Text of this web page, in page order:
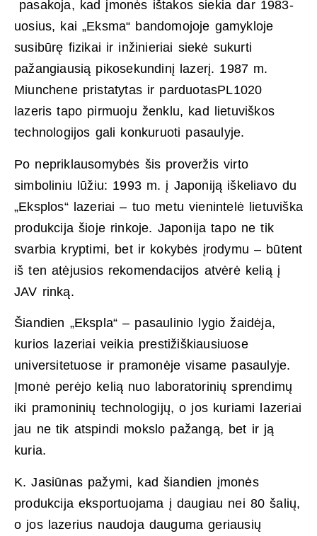
pasakoja, kad įmonės ištakos siekia dar 1983-
uosius, kai „Eksma“ bandomojoje gamykloje
susibūrę fizikai ir inžinieriai siekė sukurti
pažangiausią pikosekundinį lazerį. 1987 m.
Miunchene pristatytas ir parduotasPL1020
lazeris tapo pirmuoju ženklu, kad lietuviškos
technologijos gali konkuruoti pasaulyje.
Po nepriklausomybės šis proveržis virto
simboliniu lūžiu: 1993 m. į Japoniją iškeliavo du
„Eksplos“ lazeriai – tuo metu vienintelė lietuviška
produkcija šioje rinkoje. Japonija tapo ne tik
svarbia kryptimi, bet ir kokybės įrodymu – būtent
iš ten atėjusios rekomendacijos atvėrė kelią į
JAV rinką.
Šiandien „Ekspla“ – pasaulinio lygio žaidėja,
kurios lazeriai veikia prestižiškiausiuose
universitetuose ir pramonėje visame pasaulyje.
Įmonė perėjo kelią nuo laboratorinių sprendimų
iki pramoninių technologijų, o jos kuriami lazeriai
jau ne tik atspindi mokslo pažangą, bet ir ją
kuria.
K. Jasiūnas pažymi, kad šiandien įmonės
produkcija eksportuojama į daugiau nei 80 šalių,
o jos lazerius naudoja dauguma geriausių